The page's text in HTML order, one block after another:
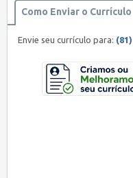
Como Enviar o Currículo
Envie seu currículo para: